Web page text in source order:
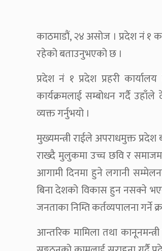
काठमाडौं, २४ असोज । प्रदेश नं १
रहेको बताउनुभएको छ ।
प्रदेश नं १ प्रदेश प्रहरी
कार्यक्रमलाई सम्बोधन गर्दै उहाँले
व्यक्त गर्नुभयो ।
मुख्यमन्त्री राईले अपराधमुक्त प्रदेश
राख्दै मुलुकमा उच्च छवि र
आगामी दिनमा हुने लगानी
बिना देशको विकास हुन नसक्ने
जनताका निम्ति कर्तव्यपालना गर्ने
आन्तरिक मामिला तथा